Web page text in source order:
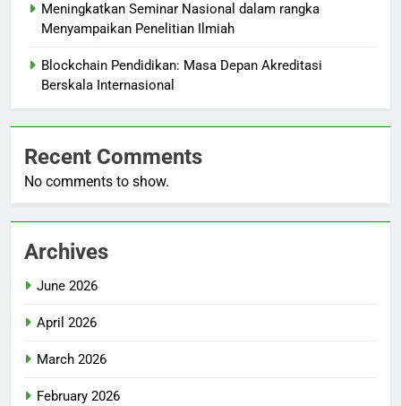
Meningkatkan Seminar Nasional dalam rangka
Menyampaikan Penelitian Ilmiah
Blockchain Pendidikan: Masa Depan Akreditasi
Berskala Internasional
Recent Comments
No comments to show.
Archives
June 2026
April 2026
March 2026
February 2026